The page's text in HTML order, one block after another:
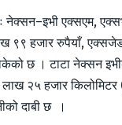
नेक्सन–इभी एक्सएम,
९९ हजार रुपैयाँ,
छ । टाटा नेक्सन इभीको
लाख २५ हजार
दाबी छ ।